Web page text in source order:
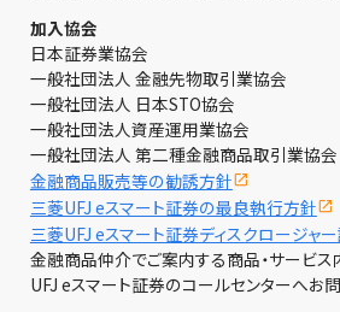
加入協会
日本証券業協会
一般社団法人 金融先物取引業協会
一般社団法人 日本STO協会
一般社団法人資産運用業協会
一般社団法人 第二種金融商品取引業協会
金融商品販売等の勧誘方針
三菱UFJ eスマート証券の最良執行方針
三菱UFJ eスマート証券ディスクロージャ
金融商品仲介でご案内する商品・サービス
UFJ eスマート証券のコールセンターへお